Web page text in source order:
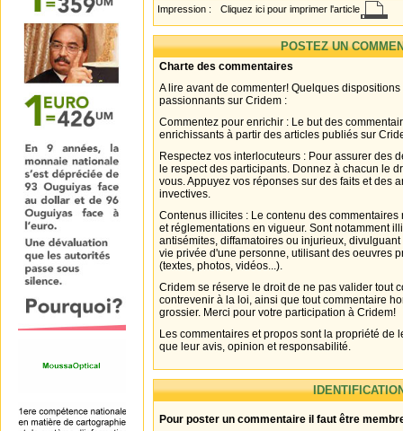
Impression : Cliquez ici pour imprimer l'article
POSTEZ UN
Charte des commentaires
A lire avant de commenter! Quelques
passionnants sur Cridem :
Commentez pour enrichir : Le but des
enrichissants à partir des articles publiés sur
Respectez vos interlocuteurs : Pour assurer des
le respect des participants. Donnez à chacun le
vous. Appuyez vos réponses sur des faits et des
invectives.
Contenus illicites : Le contenu des
et réglementations en vigueur. Sont notamment
antisémites, diffamatoires ou injurieux,
vie privée d'une personne, utilisant des oeuvres
(textes, photos, vidéos...).
Cridem se réserve le droit de ne pas valider tout
contrevenir à la loi, ainsi que tout commentaire
grossier. Merci pour votre participation à Cridem!
Les commentaires et propos sont la propriété de
que leur avis, opinion et responsabilité.
Pour poster un commentaire il faut être